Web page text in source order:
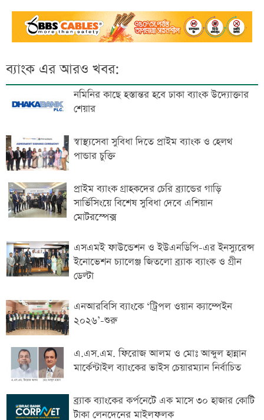
ব্যাংক এর আরও খবর:
নমিনির কাছে হস্তান্তর হবে ঢাকা ব্যাংক উদ্যোক্তার
শেয়ার
স্বাস্থ্যসেবা সুবিধা দিতে প্রাইম ব্যাংক ও হেলথ
পান্ডার চুক্তি
প্রাইম ব্যাংক গ্রাহকদের চেরি ব্র্যান্ডের গাড়ি
সার্ভিসিংয়ে বিশেষ সুবিধা দেবে এশিয়ান
মোটরস্পেক্স
এসএমই ফাউন্ডেশন ও ইউএনডিপি-এর ইনস্যুরেন্স
ইনোভেশন চ্যালেঞ্জ জিতলো ব্র্যাক ব্যাংক ও গ্রীন
ডেল্টা
এনআরবিসি ব্যাংকে ‘ট্রিপল ওয়ান ক্যাম্পেইন
২০২৬’-শুরু
এ.এস.এম. ফিরোজ আলম ও মোঃ আব্দুল হান্নান
মার্কেন্টাইল ব্যাংকের ভাইস চেয়ারম্যান নির্বাচিত
ব্র্যাক ব্যাংকের কর্পনেটে এক মাসে ৩০ হাজার কোটি
টাকা লেনদেনের মাইলফলক